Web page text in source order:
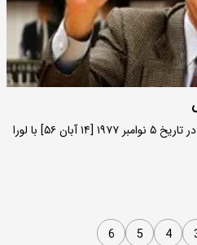
جورج دبلیو بوش در سن ۳۱ سالگی، در تاریخ ۵ نوامبر ۱۹۷۷ [۱۴ آبان ۵۶] با لورا
4
5
6